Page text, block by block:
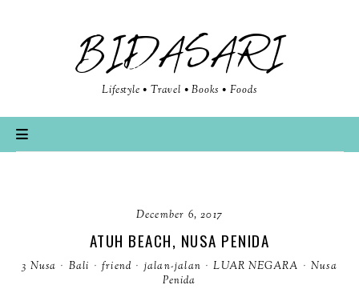
BIDASARI
Lifestyle • Travel • Books • Foods
December 6, 2017
ATUH BEACH, NUSA PENIDA
3 Nusa · Bali · friend · jalan-jalan · LUAR NEGARA · Nusa
Penida